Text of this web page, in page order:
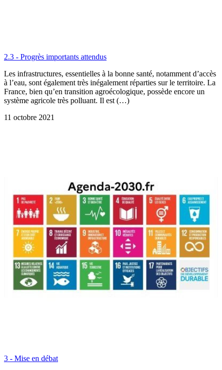
2.3 - Progrès importants attendus
Les infrastructures, essentielles à la bonne santé, notamment d’accès
à l’eau, sont également très inégalement réparties sur le territoire. La
France, bien qu’en transition agroécologique, possède encore un
système agricole très polluant. Il est (…)
11 octobre 2021
3 - Mise en débat